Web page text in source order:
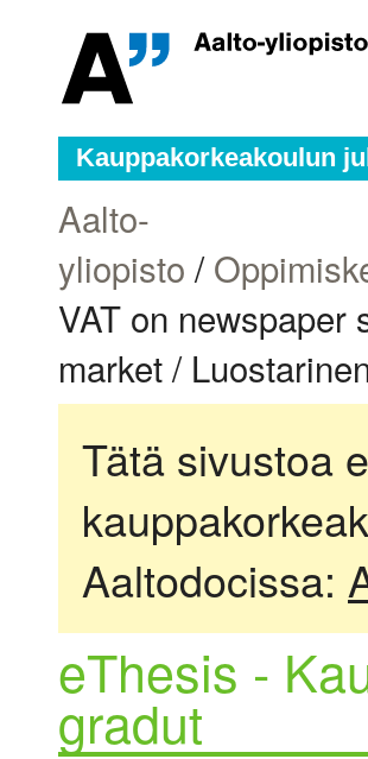
Kauppakorkeakoulun
Aalto-
yliopisto /
VAT on
market /
Tätä sivustoa
Aaltodocissa:
eThesis -
gradut